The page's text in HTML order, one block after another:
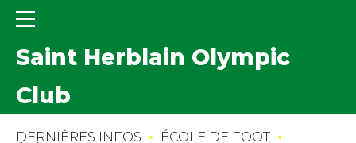
Saint Herblain Olympic
Club
DERNIÈRES INFOS
ÉCOLE DE FOOT